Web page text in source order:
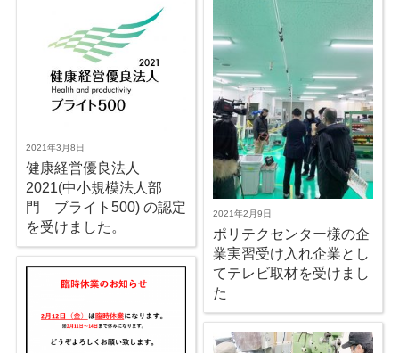
2021年3月8日
健康経営優良法人
2021(中小規模法人部
門 ブライト500) の認定
を受けました。
2021年2月9日
ポリテクセンター様の企
業実習受け入れ企業とし
てテレビ取材を受けまし
た